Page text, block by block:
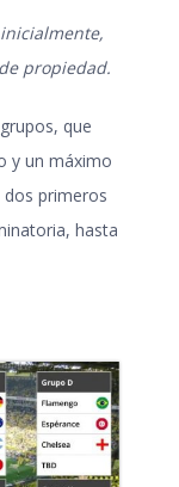
propiedad.
que
y un máximo
primeros
hasta